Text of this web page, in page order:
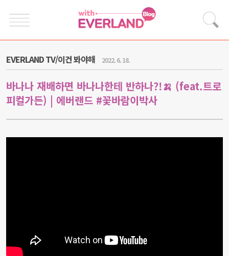
EVERLAND TV/이건 봐야해 2022. 6. 18.
바나나 재배하면 바나나한테 반하나?!🍌 (feat.트로
피컬가든) | 에버랜드 #꽃바람이박사